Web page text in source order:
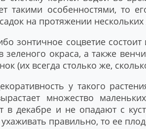
такими особенностями,
на протяжении нескольких
зонтичное соцветие
зеленого окраса, а также
(их всегда столько же,
у такого
множество
в декабре и не опадают с
правильно, то ее